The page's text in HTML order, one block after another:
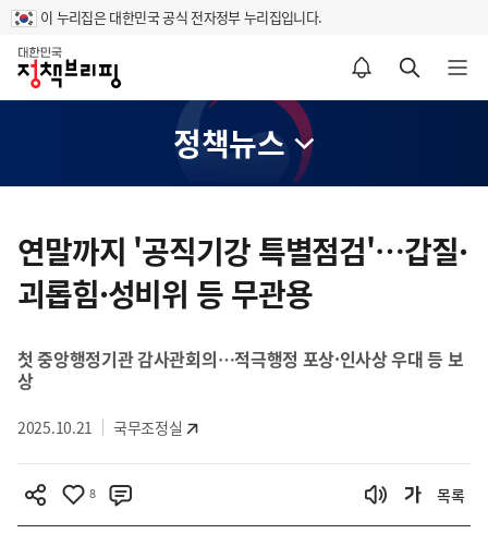
이 누리집은 대한민국 공식 전자정부 누리집입니다.
홈
알림설정 바로가기 검색 바로가기 메뉴 열기
정책뉴스
텐
영
연말까지 '공직기강 특별점검'…갑질·
괴롭힘·성비위 등 무관용
첫 중앙행정기관 감사관회의…적극행정 포상·인사상 우대 등 보
상
2025.10.21 국무조정실
8 목록